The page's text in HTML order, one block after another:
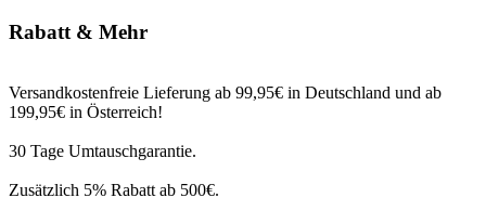
Rabatt & Mehr
Versandkostenfreie Lieferung ab 99,95€ in Deutschland und ab
199,95€ in Österreich!
30 Tage Umtauschgarantie.
Zusätzlich 5% Rabatt ab 500€.